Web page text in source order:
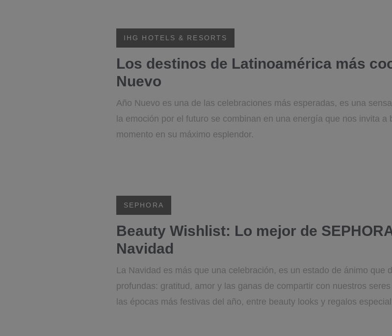
IHG HOTELS & RESORTS
Los destinos de Latinoamérica más
Nuevo
Año Nuevo es una de las celebraciones más esperadas, es una
la emoción por el futuro se combinan en una energía que nos invita
momento en su máximo esplendor.
SEPHORA
Beauty Wishlist: Lo mejor de
Navidad
La Navidad es más que una celebración, es un estado de ánimo que
profundas: gratitud, amor y las ganas de compartir con nuestros
las épocas más festivas del año, entre beauty looks y regalos